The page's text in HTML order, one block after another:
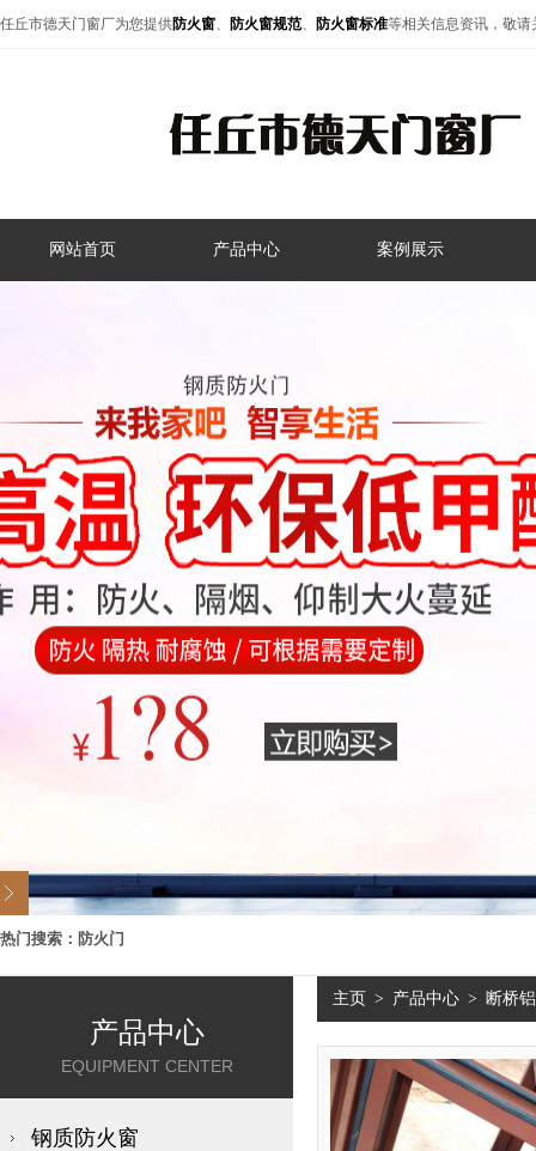
任丘市德天门窗厂为您提供防火窗、 防火窗规范、 防火窗标准等相关信息资讯，敬请
网站首页 产品中心 案例展示
热门搜索： 防火门
产品中心
EQUIPMENT CENTER
钢质防火窗
主页 > 产品中心 > 断桥